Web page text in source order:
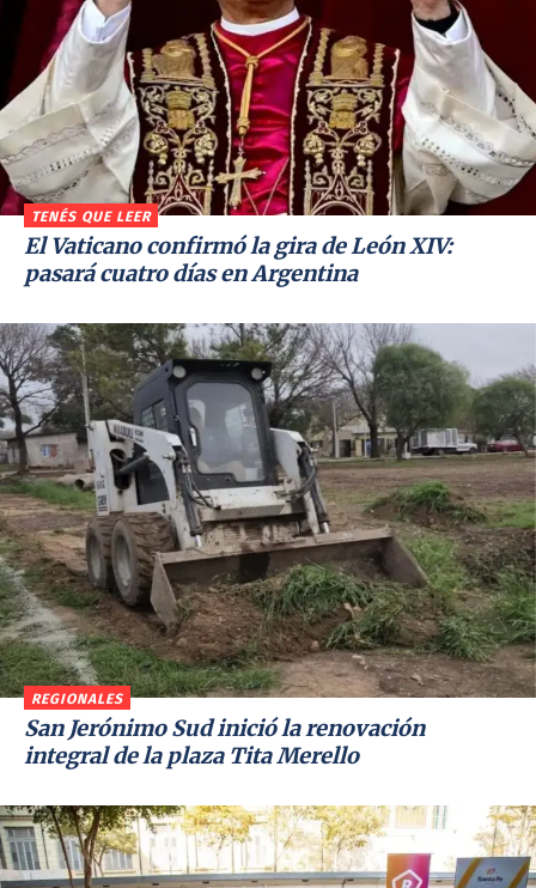
TENÉS QUE LEER
El Vaticano confirmó la gira de León XIV:
pasará cuatro días en Argentina
REGIONALES
San Jerónimo Sud inició la renovación
integral de la plaza Tita Merello